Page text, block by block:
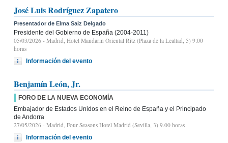
José Luis Rodríguez Zapatero
Presentador de Elma Saiz Delgado
Presidente del Gobierno de España (2004-2011)
05/03/2026 - Madrid, Hotel Mandarin Oriental Ritz (Plaza de la Lealtad, 5) 9:00
horas
Información del evento
Benjamín León, Jr.
FORO DE LA NUEVA ECONOMÍA
Embajador de Estados Unidos en el Reino de España y el Principado
de Andorra
27/05/2026 - Madrid, Four Seasons Hotel Madrid (Sevilla, 3) 9.00 horas
Información del evento